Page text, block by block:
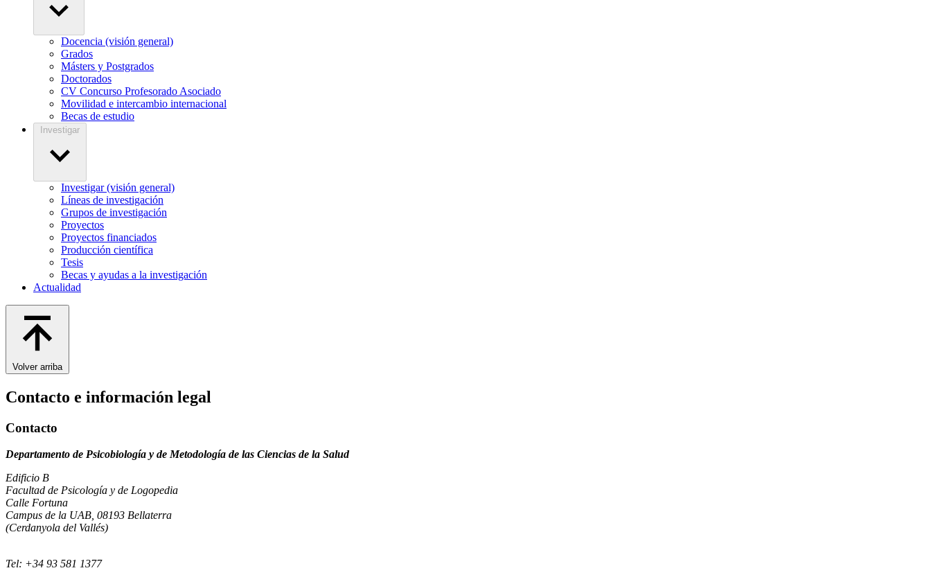
Docencia (visión general)
Grados
Másters y Postgrados
Doctorados
CV Concurso Profesorado Asociado
Movilidad e intercambio internacional
Becas de estudio
Investigar
Investigar (visión general)
Líneas de investigación
Grupos de investigación
Proyectos
Proyectos financiados
Producción científica
Tesis
Becas y ayudas a la investigación
Actualidad
Volver arriba
Contacto e información legal
Contacto
Departamento de Psicobiología y de Metodología de las Ciencias de la Salud
Edificio B
Facultad de Psicología y de Logopedia
Calle Fortuna
Campus de la UAB, 08193 Bellaterra
(Cerdanyola del Vallés)
Tel: +34 93 581 1377